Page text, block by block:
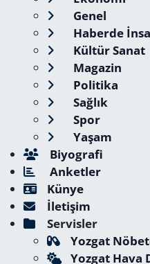
Genel
Haberde
Kültür Sanat
Magazin
Politika
Sağlık
Spor
Yaşam
Biyografi
Anketler
Künye
İletişim
Servisler
Yozgat
Yozgat Hava